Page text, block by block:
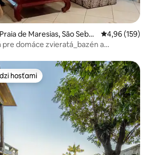
de Maresias, São Sebas
Priemerné
4,96 (159)
pre domáce zvieratá_bazén a
hosťami
hosťami